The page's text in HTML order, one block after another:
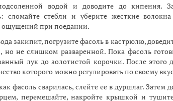
водой и доводите до кипения.
сломайте стебли и уберите жесткие
ощущений при поедании.
закипит, погрузите фасоль в кастрюлю,
но не слишком разваренной. Пока фасоль
лук до золотистой корочки. После этого
которого можно регулировать по своему
фасоль сварилась, слейте ее в дуршлаг. Затем
перемешайте, накройте крышкой и